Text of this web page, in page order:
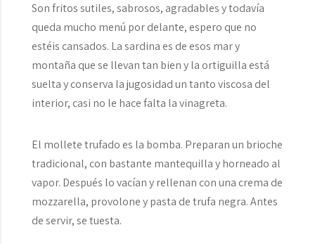
Son fritos sutiles, sabrosos, agradables y todavía
queda mucho menú por delante, espero que no
estéis cansados. La sardina es de esos mar y
montaña que se llevan tan bien y la ortiguilla está
suelta y conserva la jugosidad un tanto viscosa del
interior, casi no le hace falta la vinagreta.
El mollete trufado es la bomba. Preparan un brioche
tradicional, con bastante mantequilla y horneado al
vapor. Después lo vacían y rellenan con una crema de
mozzarella, provolone y pasta de trufa negra. Antes
de servir, se tuesta.